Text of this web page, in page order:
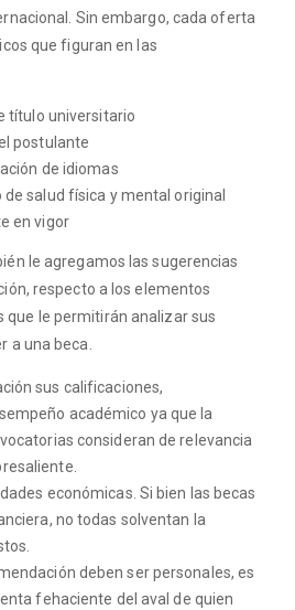
Sin embargo, cada oferta
que figuran en las
título universitario
postulante
de idiomas
salud física y mental original
en vigor
le agregamos las sugerencias
respecto a los elementos
le permitirán analizar sus
a una beca.
sus calificaciones,
académico ya que la
consideran de relevancia
económicas. Si bien las becas
no todas solventan la
deben ser personales, es
fehaciente del aval de quien